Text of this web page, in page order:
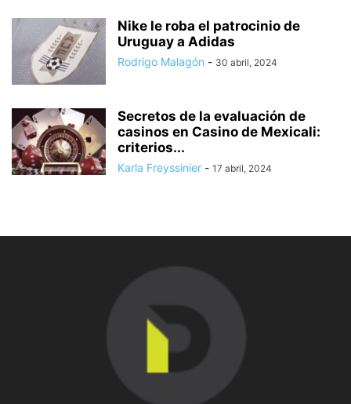
Nike le roba el patrocinio de
Uruguay a Adidas
Rodrigo Malagón - 30 abril, 2024
Secretos de la evaluación de
casinos en Casino de Mexicali:
сriterios...
Karla Freyssinier - 17 abril, 2024